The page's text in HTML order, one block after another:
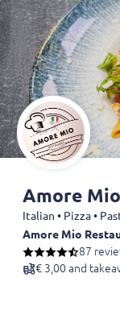
Amore
Italian • Pizza •
Amore Mio
87
€ 3,00 and